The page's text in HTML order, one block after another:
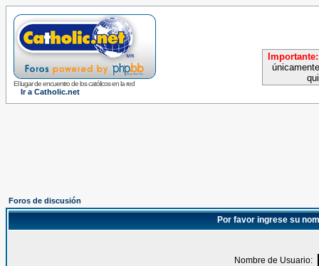
El lugar de encuentro de los católicos en la red
Ir a Catholic.net
Importante:
Foros de discusión
Por favor ingrese su
Nombre de Usuario: